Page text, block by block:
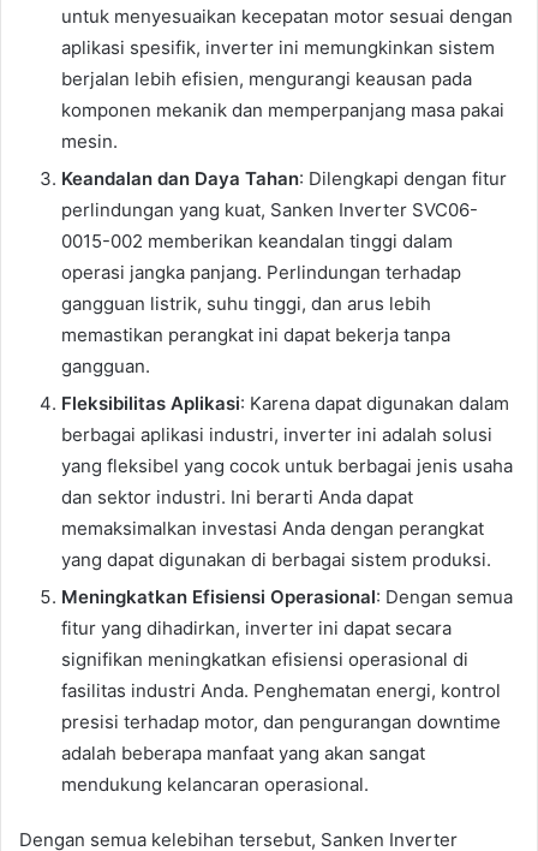
untuk menyesuaikan kecepatan motor sesuai dengan
aplikasi spesifik, inverter ini memungkinkan sistem
berjalan lebih efisien, mengurangi keausan pada
komponen mekanik dan memperpanjang masa pakai
mesin.
Keandalan dan Daya Tahan: Dilengkapi dengan fitur
perlindungan yang kuat, Sanken Inverter SVC06-
0015-002 memberikan keandalan tinggi dalam
operasi jangka panjang. Perlindungan terhadap
gangguan listrik, suhu tinggi, dan arus lebih
memastikan perangkat ini dapat bekerja tanpa
gangguan.
Fleksibilitas Aplikasi: Karena dapat digunakan dalam
berbagai aplikasi industri, inverter ini adalah solusi
yang fleksibel yang cocok untuk berbagai jenis usaha
dan sektor industri. Ini berarti Anda dapat
memaksimalkan investasi Anda dengan perangkat
yang dapat digunakan di berbagai sistem produksi.
Meningkatkan Efisiensi Operasional: Dengan semua
fitur yang dihadirkan, inverter ini dapat secara
signifikan meningkatkan efisiensi operasional di
fasilitas industri Anda. Penghematan energi, kontrol
presisi terhadap motor, dan pengurangan downtime
adalah beberapa manfaat yang akan sangat
mendukung kelancaran operasional.
Dengan semua kelebihan tersebut, Sanken Inverter